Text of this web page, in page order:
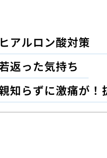
アルロン酸対策
返った気持ち
知らずに激痛が！